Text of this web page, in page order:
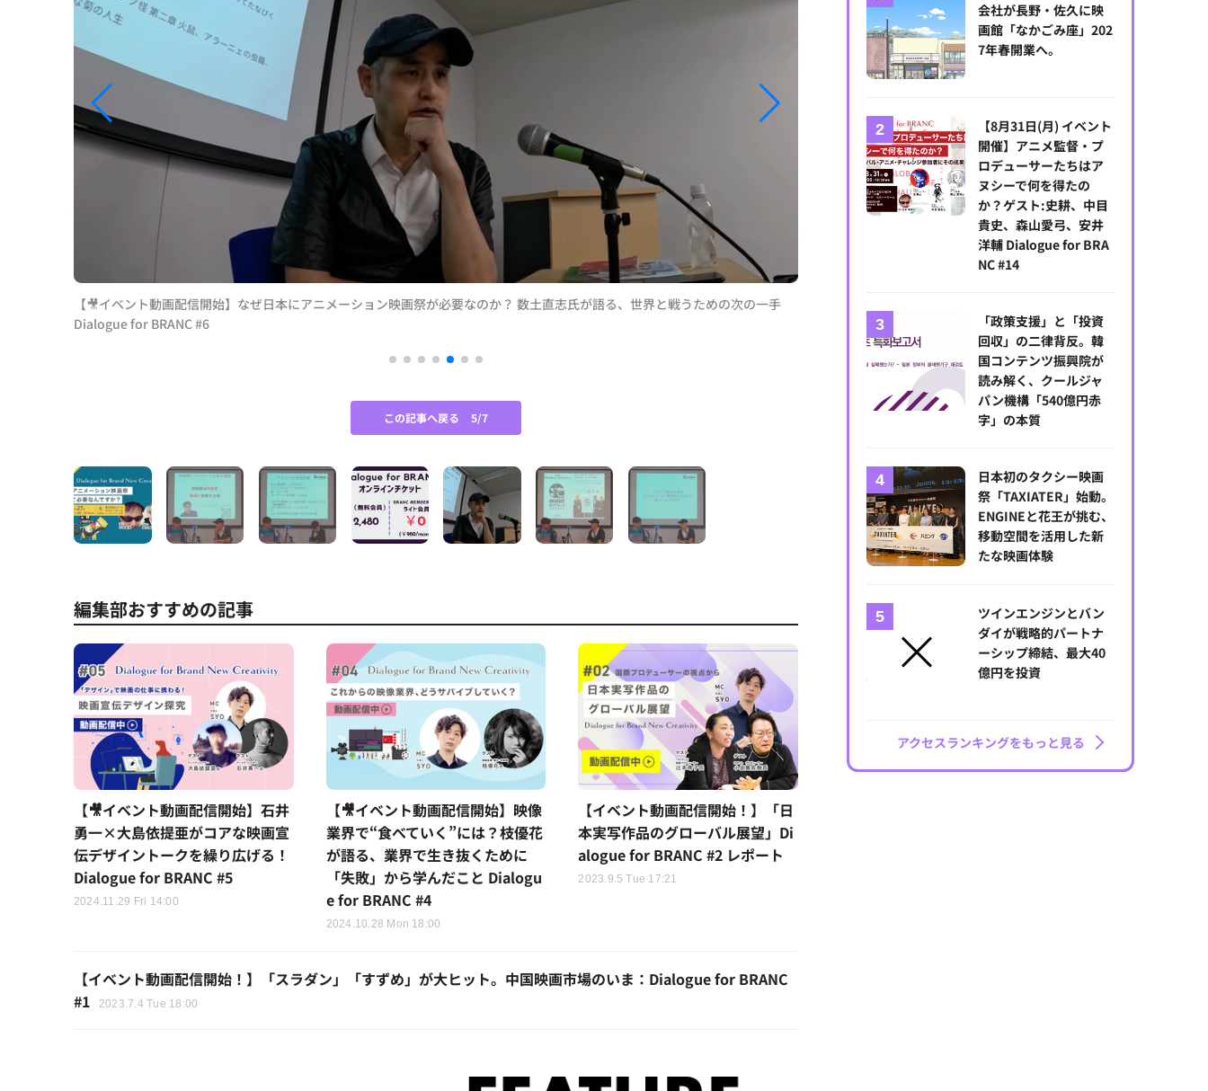
【🎥イベント動画配信開始】なぜ日本にアニメーション映画祭が必要なのか？ 数土直志氏が語る、世界と戦うための次の一手
Dialogue for BRANC #6
Dialogue for BRANC #6
この記事へ戻る 5/7
編集部おすすめの記事
【🎥イベント動画配信開始】石井
勇一×大島依提亜がコアな映画宣
伝デザイントークを繰り広げる！
Dialogue for BRANC #5
2024.11.29 Fri 14:00
【🎥イベント動画配信開始】映像
業界で“食べていく”には？枝優花
が語る、業界で生き抜くために
「失敗」から学んだこと Dialogu
e for BRANC #4
2024.10.28 Mon 18:00
【イベント動画配信開始！】「日
本実写作品のグローバル展望」Di
alogue for BRANC #2 レポート
2023.9.5 Tue 17:21
【イベント動画配信開始！】「スラダン」「すずめ」が大ヒット。中国映画市場のいま：Dialogue for BRANC
#1
2023.7.4 Tue 18:00
会社が長野・佐久に映
画館「なかごみ座」202
7年春開業へ。
【8月31日(月) イベント
開催】アニメ監督・プ
ロデューサーたちはア
ヌシーで何を得たの
か？ゲスト:史耕、中目
貴史、森山愛弓、安井
洋輔 Dialogue for BRA
NC #14
「政策支援」と「投資
回収」の二律背反。韓
国コンテンツ振興院が
読み解く、クールジャ
パン機構「540億円赤
字」の本質
日本初のタクシー映画
祭「TAXIATER」始動。
ENGINEと花王が挑む、
移動空間を活用した新
たな映画体験
ツインエンジンとバン
ダイが戦略的パートナ
ーシップ締結、最大40
億円を投資
アクセスランキングをもっと見る